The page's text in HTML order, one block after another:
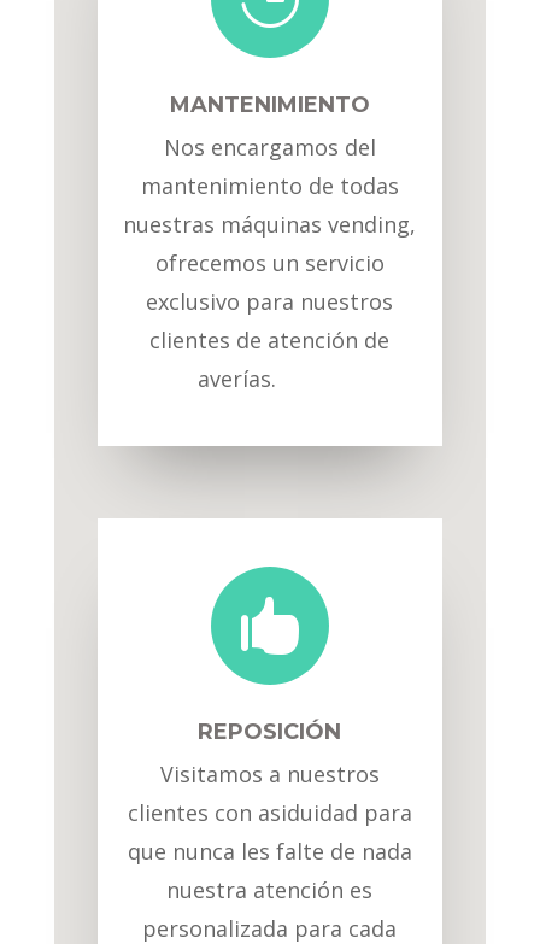
MANTENIMIENTO
Nos encargamos del
mantenimiento de todas
nuestras máquinas vending,
ofrecemos un servicio
exclusivo para nuestros
clientes de atención de
averías.

REPOSICIÓN
Visitamos a nuestros
clientes con asiduidad para
que nunca les falte de nada
nuestra atención es
personalizada para cada